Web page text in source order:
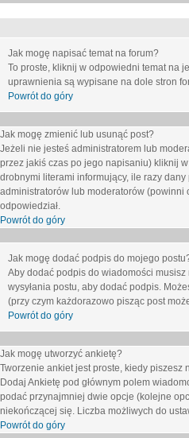
Jak mogę napisać temat na forum?
To proste, kliknij w odpowiedni temat na
uprawnienia są wypisane na dole stron
Powrót do góry
Jak mogę zmienić lub usunąć post?
Jeżeli nie jesteś administratorem lub
przez jakiś czas po jego napisaniu) kliknij
drobnymi literami informujący, ile razy
administratorów lub moderatorów (powinni
odpowiedział.
Powrót do góry
Jak mogę dodać podpis do mojego
Aby dodać podpis do wiadomości
wysyłania postu, aby dodać podpis.
(przy czym każdorazowo pisząc post
Powrót do góry
Jak mogę utworzyć ankietę?
Tworzenie ankiet jest proste, kiedy
Dodaj Ankietę pod głównym polem
podać przynajmniej dwie opcje (kolejne
niekończącej się. Liczba możliwych do
Powrót do góry